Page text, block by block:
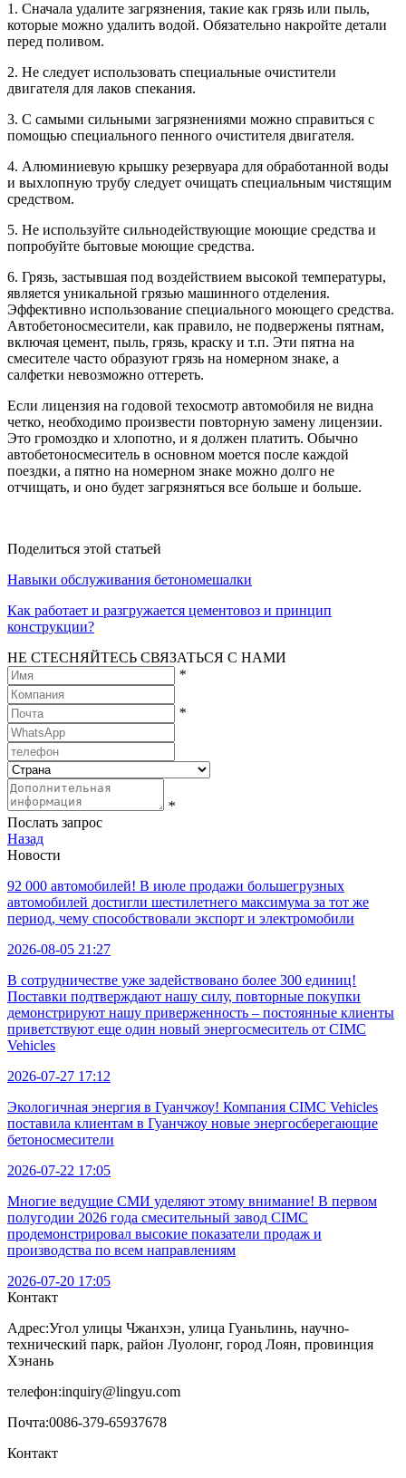
1. Сначала удалите загрязнения, такие как грязь или пыль,
которые можно удалить водой. Обязательно накройте детали
перед поливом.
2. Не следует использовать специальные очистители
двигателя для лаков спекания.
3. С самыми сильными загрязнениями можно справиться с
помощью специального пенного очистителя двигателя.
4. Алюминиевую крышку резервуара для обработанной воды
и выхлопную трубу следует очищать специальным чистящим
средством.
5. Не используйте сильнодействующие моющие средства и
попробуйте бытовые моющие средства.
6. Грязь, застывшая под воздействием высокой температуры,
является уникальной грязью машинного отделения.
Эффективно использование специального моющего средства.
Автобетоносмесители, как правило, не подвержены пятнам,
включая цемент, пыль, грязь, краску и т.п. Эти пятна на
смесителе часто образуют грязь на номерном знаке, а
салфетки невозможно оттереть.
Если лицензия на годовой техосмотр автомобиля не видна
четко, необходимо произвести повторную замену лицензии.
Это громоздко и хлопотно, и я должен платить. Обычно
автобетоносмеситель в основном моется после каждой
поездки, а пятно на номерном знаке можно долго не
отчищать, и оно будет загрязняться все больше и больше.
Поделиться этой статьей
Навыки обслуживания бетономешалки
Как работает и разгружается цементовоз и принцип
конструкции?
НЕ СТЕСНЯЙТЕСЬ СВЯЗАТЬСЯ С НАМИ
*
*
*
Послать запрос
Назад
Новости
92 000 автомобилей! В июле продажи большегрузных
автомобилей достигли шестилетнего максимума за тот же
период, чему способствовали экспорт и электромобили
2026-08-05 21:27
В сотрудничестве уже задействовано более 300 единиц!
Поставки подтверждают нашу силу, повторные покупки
демонстрируют нашу приверженность – постоянные клиенты
приветствуют еще один новый энергосмеситель от CIMC
Vehicles
2026-07-27 17:12
Экологичная энергия в Гуанчжоу! Компания CIMC Vehicles
поставила клиентам в Гуанчжоу новые энергосберегающие
бетоносмесители
2026-07-22 17:05
Многие ведущие СМИ уделяют этому внимание! В первом
полугодии 2026 года смесительный завод CIMC
продемонстрировал высокие показатели продаж и
производства по всем направлениям
2026-07-20 17:05
Контакт
Адрес:Угол улицы Чжанхэн, улица Гуаньлинь, научно-
технический парк, район Луолонг, город Лоян, провинция
Хэнань
телефон:inquiry@lingyu.com
Почта:0086-379-65937678
Контакт